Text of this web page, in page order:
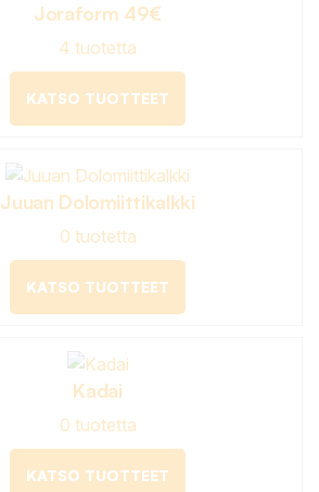
Joraform 49€
4 tuotetta
KATSO TUOTTEET
Juuan Dolomiittikalkki
0 tuotetta
KATSO TUOTTEET
Kadai
0 tuotetta
KATSO TUOTTEET